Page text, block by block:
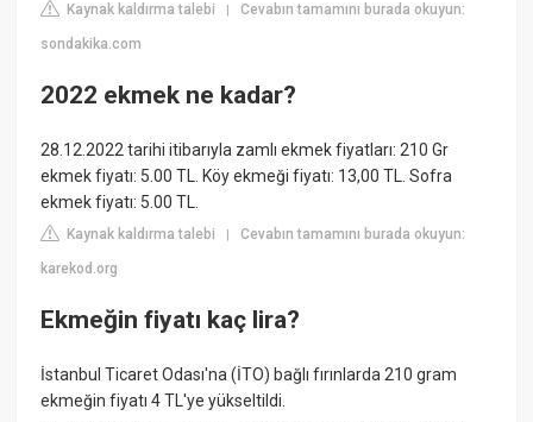
Kaynak kaldırma talebi |Cevabın tamamını burada okuyun:
sondakika.com
2022 ekmek ne kadar?
28.12.2022 tarihi itibarıyla zamlı ekmek fiyatları: 210 Gr
ekmek fiyatı: 5.00 TL. Köy ekmeği fiyatı: 13,00 TL. Sofra
ekmek fiyatı: 5.00 TL.
Kaynak kaldırma talebi |Cevabın tamamını burada okuyun:
karekod.org
Ekmeğin fiyatı kaç lira?
İstanbul Ticaret Odası'na (İTO) bağlı fırınlarda 210 gram
ekmeğin fiyatı 4 TL'ye yükseltildi.